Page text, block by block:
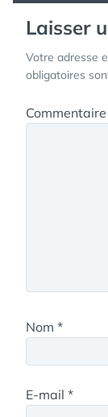
Laisser
Votre adresse
obligatoires
Commentaire
Nom *
E-mail *